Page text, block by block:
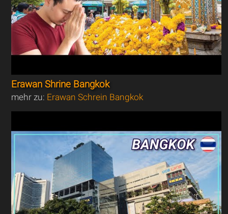
Erawan Shrine Bangkok
mehr zu: Erawan Schrein Bangkok